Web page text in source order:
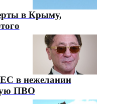
в Крыму,
в нежелании
ПВО